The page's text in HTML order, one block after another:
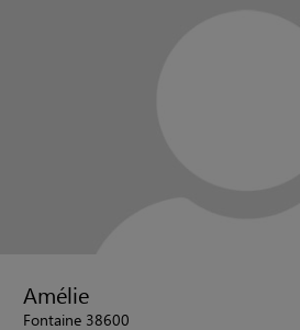
Amélie
Fontaine 38600